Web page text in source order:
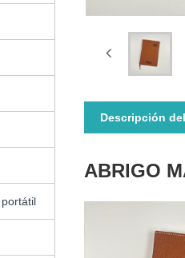
Descripción
ABRIGO